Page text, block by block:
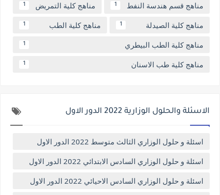
مناهج قسم هندسة النفط 1 مناهج كلية التمريض 1
مناهج كلية الصيدلة 1 مناهج كلية الطب 1
مناهج كلية الطب البيطري 1
مناهج كلية طب الاسنان 1
الاسئلة والحلول الوزارية 2022 الدور الاول
اسئلة و حلول الوزاري الثالث متوسط 2022 الدور الاول
اسئلة و حلول الوزاري السادس الابتدائي 2022 الدور الاول
اسئلة و حلول الوزاري السادس الاحيائي 2022 الدور الاول